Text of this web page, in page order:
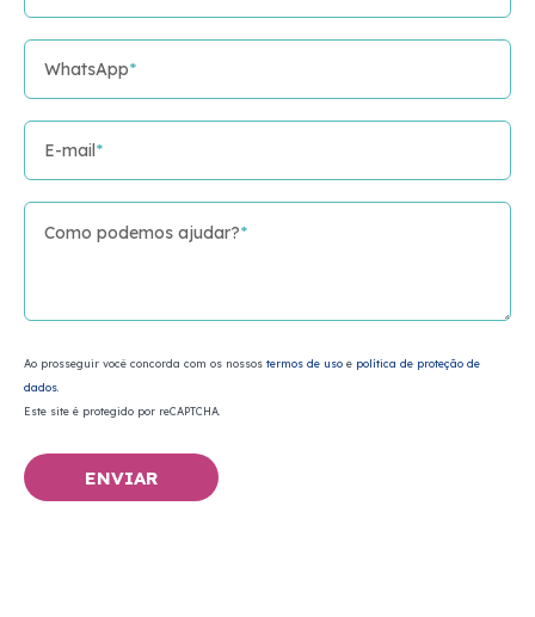
WhatsApp*
E-mail*
Como podemos ajudar?*
Ao prosseguir você concorda com os nossos termos de uso e política de proteção de
dados.
Este site é protegido por reCAPTCHA.
ENVIAR